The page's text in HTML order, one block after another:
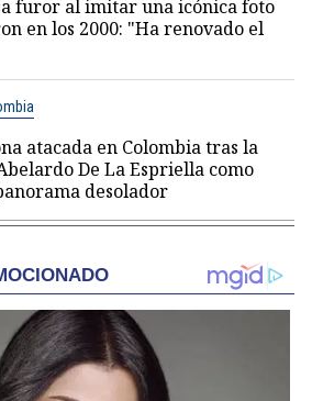
furor al imitar una icónica foto
en los 2000: "Ha renovado el
atacada en Colombia tras la
De La Espriella como
desolador